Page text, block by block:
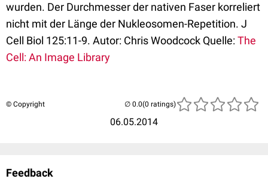
wurden. Der Durchmesser der nativen Faser korreliert
nicht mit der Länge der Nukleosomen-Repetition. J
Cell Biol 125:11-9. Autor: Chris Woodcock Quelle:The
Cell: An Image Library
© Copyright
06.05.2014
(0 ratings)
Feedback